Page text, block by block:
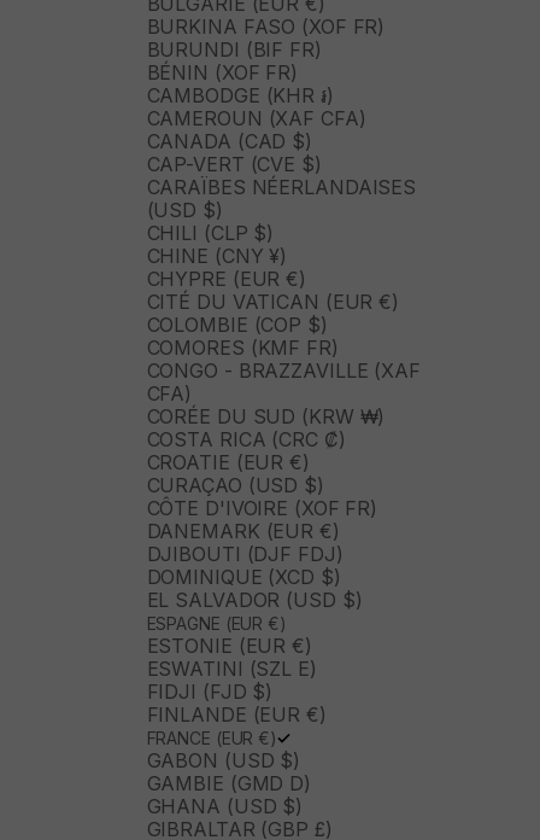
BURKINA FASO (XOF FR)
BURUNDI (BIF FR)
BÉNIN (XOF FR)
CAMBODGE (KHR ៛)
CAMEROUN (XAF CFA)
CANADA (CAD $)
CAP-VERT (CVE $)
CARAÏBES NÉERLANDAISES
(USD $)
CHILI (CLP $)
CHINE (CNY ¥)
CHYPRE (EUR €)
CITÉ DU VATICAN (EUR €)
COLOMBIE (COP $)
COMORES (KMF FR)
CONGO - BRAZZAVILLE (XAF
CFA)
CORÉE DU SUD (KRW ₩)
COSTA RICA (CRC ₡)
CROATIE (EUR €)
CURAÇAO (USD $)
CÔTE D'IVOIRE (XOF FR)
DANEMARK (EUR €)
DJIBOUTI (DJF FDJ)
DOMINIQUE (XCD $)
EL SALVADOR (USD $)
ESPAGNE (EUR €)
ESTONIE (EUR €)
ESWATINI (SZL E)
FIDJI (FJD $)
FINLANDE (EUR €)
FRANCE (EUR €)
GABON (USD $)
GAMBIE (GMD D)
GHANA (USD $)
GIBRALTAR (GBP £)